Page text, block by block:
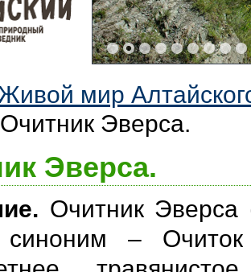
мир
Очитник Эверса.
Эверса.
Очитник Эверса
синоним –